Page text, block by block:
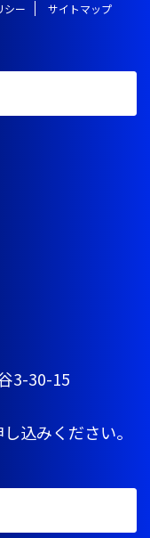
シー サイトマップ
3-30-15
込みください。